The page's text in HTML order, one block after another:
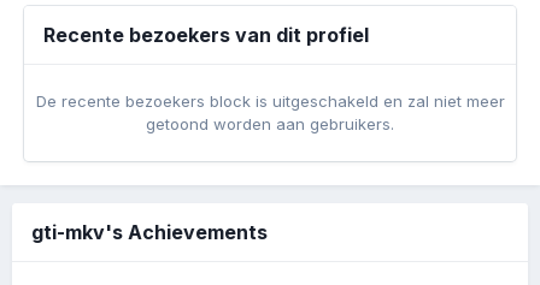
Recente bezoekers van dit profiel
De recente bezoekers block is uitgeschakeld en zal niet meer
getoond worden aan gebruikers.
gti-mkv's Achievements